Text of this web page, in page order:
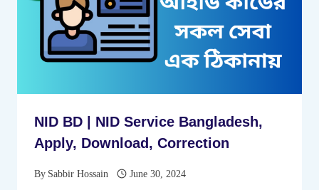
NID BD | NID Service Bangladesh,
Apply, Download, Correction
By Sabbir Hossain June 30, 2024